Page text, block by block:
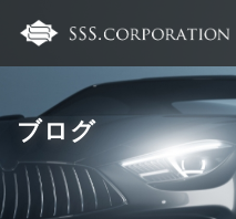
ブログ